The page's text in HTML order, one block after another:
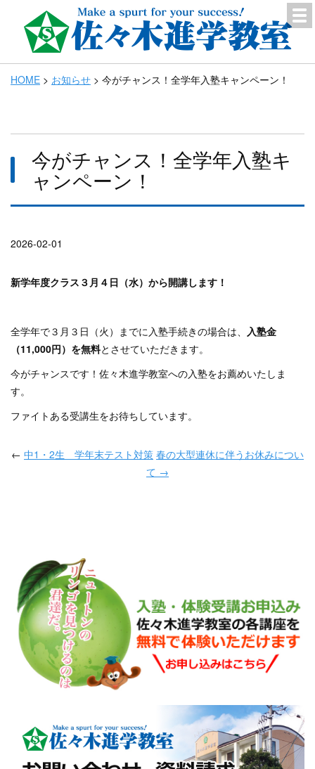
HOME > お知らせ > 今がチャンス！全学年入塾キャンペーン！
今がチャンス！全学年入塾キ
ャンペーン！
2026-02-01
新学年度クラス３月４日（水）から開講します！
全学年で３月３日（火）までに入塾手続きの場合は、
入塾金
（11,000円）を無料とさせていただきます。
今がチャンスです！佐々木進学教室への入塾をお薦めいたしま
す。
ファイトある受講生をお待ちしています。
← 中1・2生 学年末テスト対策 春の大型連休に伴うお休みについ
て →